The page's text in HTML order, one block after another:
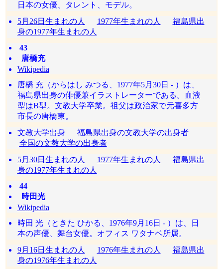
日本の女優、タレント、モデル。
5月26日生まれの人
1977年生まれの人
福島県出
身の1977年生まれの人
43
唐橋充
Wikipedia
唐橋 充（からはし みつる、1977年5月30日 - ）は、
福島県出身の俳優兼イラストレーターである。血液
型はB型。文教大学卒業。祖父は政治家で元喜多方
市長の唐橋東。
文教大学出身 福島県出身の文教大学の出身者
全国の文教大学の出身者
5月30日生まれの人
1977年生まれの人
福島県出
身の1977年生まれの人
44
時田光
Wikipedia
時田 光（ときた ひかる、1976年9月16日 - ）は、日
本の声優、舞台女優。オフィス ワタナベ所属。
9月16日生まれの人
1976年生まれの人
福島県出
身の1976年生まれの人